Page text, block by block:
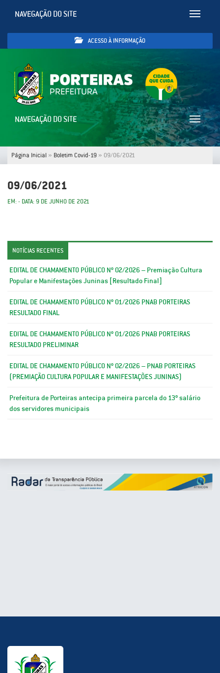
Toggle
NAVEGAÇÃO DO SITE
ACESSO À INFORMAÇÃO
Toggle
NAVEGAÇÃO DO SITE
Página Inicial » Boletim Covid-19 » 09/06/2021
09/06/2021
EM: - DATA: 9 DE JUNHO DE 2021
NOTÍCIAS RECENTES
EDITAL DE CHAMAMENTO PÚBLICO Nº 02/2026 – Premiação Cultura
Popular e Manifestações Juninas [Resultado Final]
EDITAL DE CHAMAMENTO PÚBLICO Nº 01/2026 PNAB PORTEIRAS
RESULTADO FINAL
EDITAL DE CHAMAMENTO PÚBLICO Nº 01/2026 PNAB PORTEIRAS
RESULTADO PRELIMINAR
EDITAL DE CHAMAMENTO PÚBLICO Nº 02/2026 – PNAB PORTEIRAS
(PREMIAÇÃO CULTURA POPULAR E MANIFESTAÇÕES JUNINAS)
Prefeitura de Porteiras antecipa primeira parcela do 13º salário
dos servidores municipais